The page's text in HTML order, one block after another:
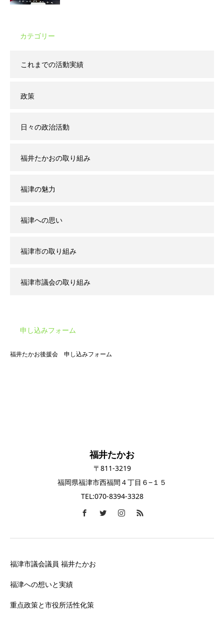
カテゴリー
これまでの活動実績
政策
日々の政治活動
福井たかおの取り組み
福津の魅力
福津への思い
福津市の取り組み
福津市議会の取り組み
申し込みフォーム
福井たかお後援会 申し込みフォーム
福井たかお
〒811-3219
福岡県福津市西福間４丁目６−１５
TEL:070-8394-3328
福津市議会議員 福井たかお
福津への想いと実績
重点政策と市役所活性化策